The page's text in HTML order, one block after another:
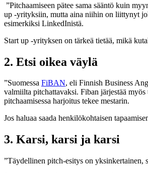
”Pitchaamiseen pätee sama sääntö kuin
up -yrityksiin, mutta aina niihin on liittynyt
esimerkiksi LinkedInistä.
Start up -yrityksen on tärkeä tietää, mikä
2. Etsi oikea väylä
”Suomessa FiBAN, eli Finnish Business
valmiilta pitchattavaksi. Fiban järjestää
pitchaamisessa harjoitus tekee mestarin.
Jos haluaa saada henkilökohtaisen
3. Karsi, karsi ja karsi
”Täydellinen pitch-esitys on yksinkertainen,